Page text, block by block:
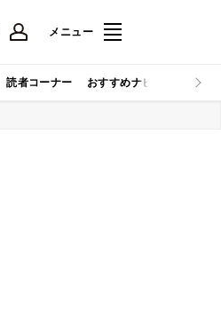
メニュー
読者コーナー おすすめナビ マイナビ